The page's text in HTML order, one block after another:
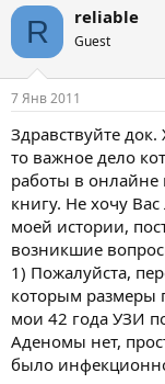
т
о
т
е
м
ы
т
н
а
л
R reliable
Guest
7 Янв 2011
Здравствуйте
то важное дело
работы в онлайне
книгу. Не хочу
моей истории,
возникшие
1) Пожалуйста,
которым размеры
мои 42 года УЗИ
Аденомы нет,
было